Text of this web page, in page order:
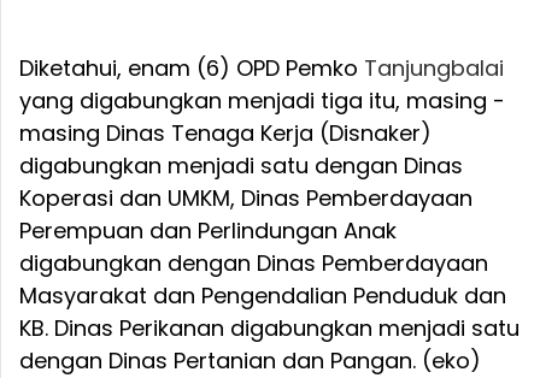
Diketahui, enam (6) OPD Pemko Tanjungbalai
yang digabungkan menjadi tiga itu, masing -
masing Dinas Tenaga Kerja (Disnaker)
digabungkan menjadi satu dengan Dinas
Koperasi dan UMKM, Dinas Pemberdayaan
Perempuan dan Perlindungan Anak
digabungkan dengan Dinas Pemberdayaan
Masyarakat dan Pengendalian Penduduk dan
KB. Dinas Perikanan digabungkan menjadi satu
dengan Dinas Pertanian dan Pangan. (eko)